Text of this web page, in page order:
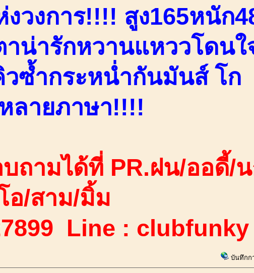
งวงการ!!!! สูง165หนัก
น่ารักหวานแหววโดนใ
วซ้ำกระหน่ำกันมันส์ โก
ลายภาษา!!!!
ถามได้ที่ PR.ฝน/ออดี้/
อ/สาม/มิ้ม
Line : clubfunky
บันทึกก